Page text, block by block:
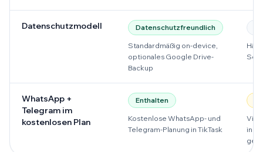
Datenschutzmodell Datenschutzfreundlich
Standardmäßig on-device,
optionales Google Drive-
Backup
WhatsApp +
Telegram im
kostenlosen Plan
Enthalten
Kostenlose WhatsApp- und
Telegram-Planung in TikTask
in